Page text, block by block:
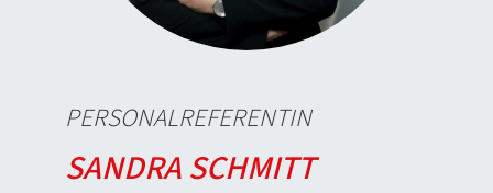
PERSONALREFERENTIN
SANDRA SCHMITT